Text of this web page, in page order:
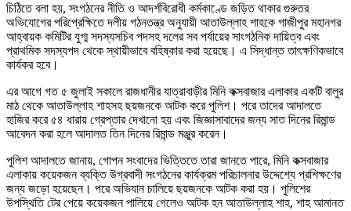
চিঠিতে বলা হয়, সংগঠনের নীতি ও আদর্শবিরোধী কর্মকাণ্ডে জড়িত থাকার গুরুতর
অভিযোগের পরিপ্রেক্ষিতে দলীয় গঠনতন্ত্র অনুযায়ী আতাউল্লাহ শাহকে গাজীপুর মহানগর
আহ্বায়ক কমিটির যুগ্ম সদস্যসচিব পদসহ দলের সব পর্যায়ের সাংগঠনিক দায়িত্ব এবং
প্রাথমিক সদস্যপদ থেকে স্থায়ীভাবে বহিষ্কার করা হয়েছে। এ সিদ্ধান্ত তাৎক্ষণিকভাবে
কার্যকর হবে।
এর আগে গত ৫ জুলাই সকালে রাজধানীর যাত্রাবাড়ীর মিনি কক্সবাজার এলাকার একটি বালুর
মাঠ থেকে আতাউল্লাহ শাহসহ ছয়জনকে আটক করে পুলিশ। পরে তাদের আদালতে
হাজির করে ৫৪ ধারায় গ্রেপ্তার দেখানো হয় এবং জিজ্ঞাসাবাদের জন্য সাত দিনের রিমান্ড
আবেদন করা হলে আদালত তিন দিনের রিমান্ড মঞ্জুর করেন।
পুলিশ আদালতে জানায়, গোপন সংবাদের ভিত্তিতে তারা জানতে পারে, মিনি কক্সবাজার
এলাকায় কয়েকজন ব্যক্তি উগ্রবাদী সংগঠনের কার্যক্রম পরিচালনার উদ্দেশ্যে প্রশিক্ষণের
জন্য জড়ো হয়েছেন। পরে অভিযান চালিয়ে ছয়জনকে আটক করা হয়। পুলিশের
উপস্থিতি টের পেয়ে কয়েকজন পালিয়ে গেলেও আটক হন আতাউল্লাহ শাহ, শাহ আমানত